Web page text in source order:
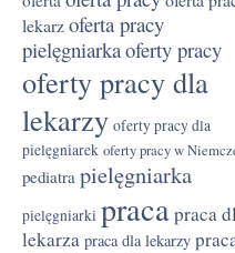
lekarzoferta pracy
pielęgniarkaoferty pracy
oferty pracy dla
lekarzy oferty pracy dla
pielęgniarek oferty pracy w
pediatra pielęgniarka
pielęgniarki pracapraca
lekarza praca dla lekarzy